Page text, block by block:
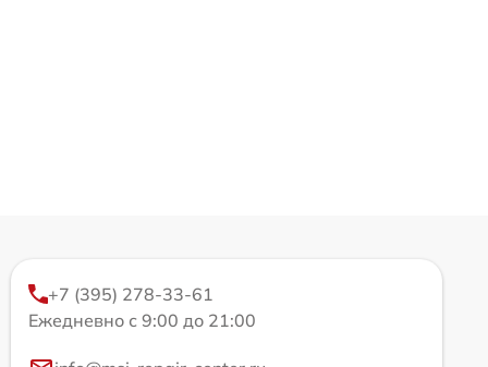
+7 (395) 278-33-61
Ежедневно с 9:00 до 21:00